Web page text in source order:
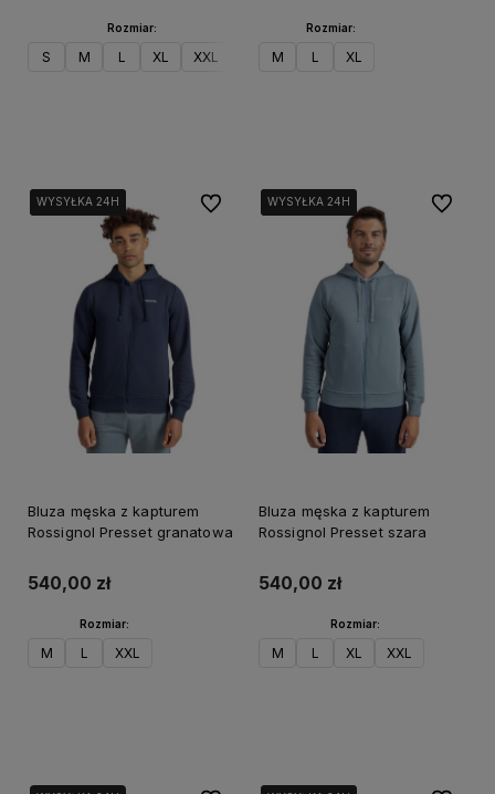
Rozmiar:
S M L XL XXL
Rozmiar:
M L XL
WYSYŁKA 24H
WYSYŁKA 24H
WYSYŁKA 24H
Bluza męska z kapturem
Rossignol Presset granatowa
540,00 zł
Rozmiar:
M L XXL
Do ulubionychWYSYŁKA 24H
WYSYŁKA 24H
WYSYŁKA 24H
Bluza męska z kapturem
Rossignol Presset szara
540,00 zł
Rozmiar:
M L XL XXL
Do